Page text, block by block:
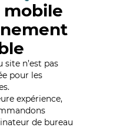
mobile
site n’est pas
pour les
expérience,
de bureau